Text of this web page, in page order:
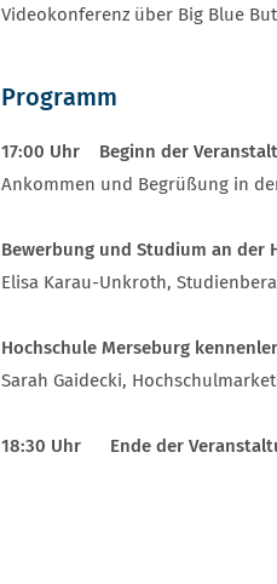
Videokonferenz über Big Blue
Programm
17:00 Uhr Beginn der
Ankommen und Begrüßung in
Bewerbung und Studium an der
Elisa Karau-Unkroth,
Hochschule Merseburg
Sarah Gaidecki,
18:30 Uhr Ende der